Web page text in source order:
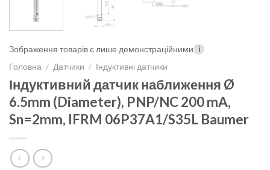
Зображення товарів є лише демонстраційними i
Головна / Датчики / Індуктивні датчики
Індуктивний датчик наближення Ø
6.5mm (Diameter), PNP/NC 200 mA,
Sn=2mm, IFRM 06P37A1/S35L Baumer